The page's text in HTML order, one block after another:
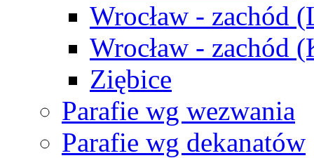
Wrocław - zachód
Wrocław - zachód
Ziębice
Parafie wg wezwania
Parafie wg dekanatów